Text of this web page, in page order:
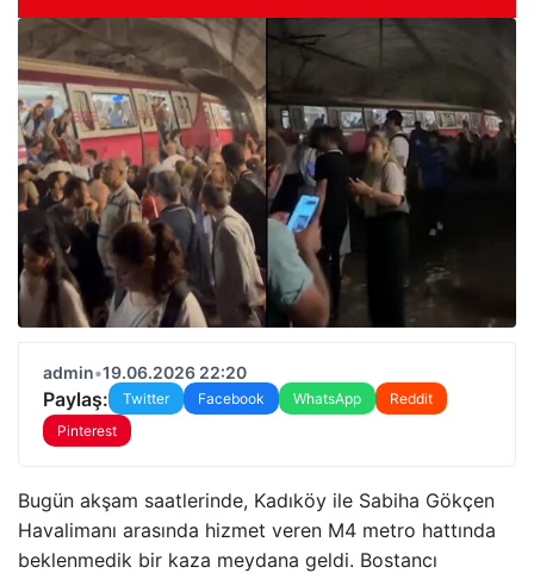
admin•19.06.2026 22:20
Paylaş: Twitter Facebook WhatsApp
Reddit
Pinterest
Bugün akşam saatlerinde, Kadıköy ile Sabiha Gökçen
Havalimanı arasında hizmet veren M4 metro hattında
beklenmedik bir kaza meydana geldi. Bostancı